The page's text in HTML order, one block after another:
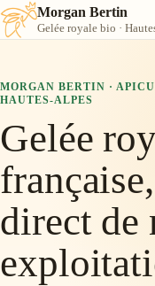
Morgan Bertin
Gelée royale bio ·
MORGAN BERTIN ·
HAUTES-ALPES
Gelée
direct de